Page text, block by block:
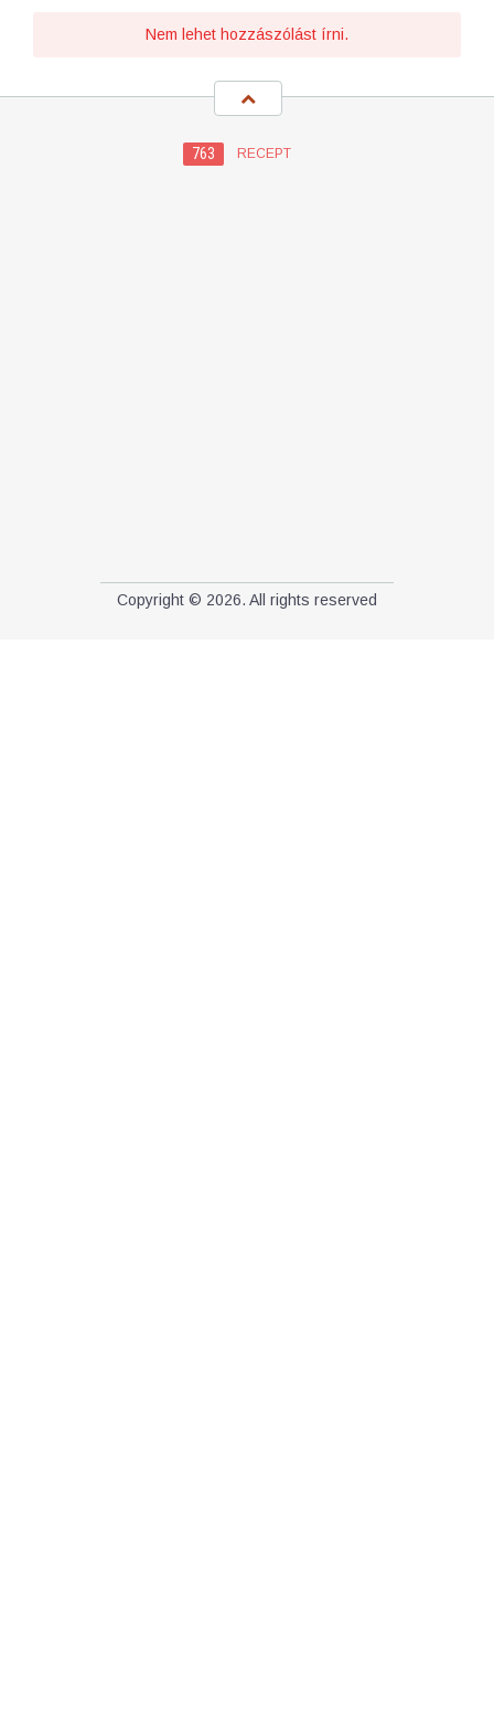
Nem lehet hozzászólást írni.
763 RECEPT
Copyright © 2026. All rights reserved